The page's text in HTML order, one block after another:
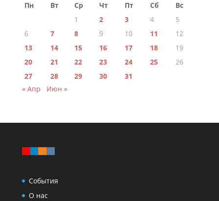
Пн Вт Ср Чт Пт Сб
Вс
1
2 3 4
5
6
7 8 9 10 11
12
13
14 15 16 17 18
19
20
21 22 23 24 25
26
27
28 29 30
31
« Апр
Июн »
События
О нас